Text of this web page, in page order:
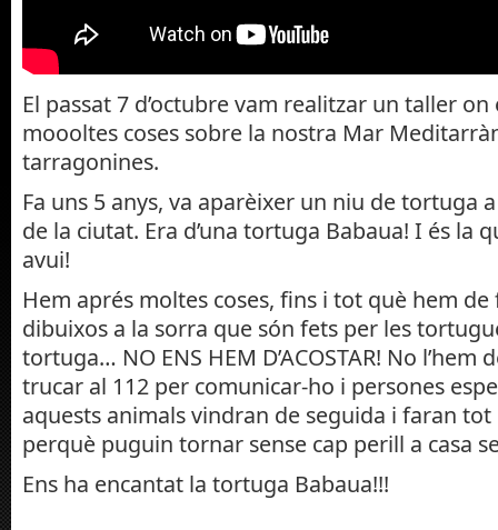
El passat 7 d’octubre vam realitzar un taller
moooltes coses sobre la nostra Mar
tarragonines.
Fa uns 5 anys, va aparèixer un niu de tortuga
de la ciutat. Era d’una tortuga Babaua! I és la
avui!
Hem aprés moltes coses, fins i tot què hem
dibuixos a la sorra que són fets per les
tortuga… NO ENS HEM D’ACOSTAR! No l’hem
trucar al 112 per comunicar-ho i persones
aquests animals vindran de seguida i faran
perquè puguin tornar sense cap perill a casa
Ens ha encantat la tortuga Babaua!!!